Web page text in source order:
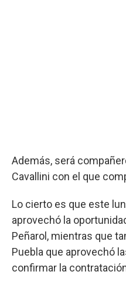
Además, será
Cavallini con el que
Lo cierto es que este
aprovechó la
Peñarol, mientras que
Puebla que aprovechó
confirmar la